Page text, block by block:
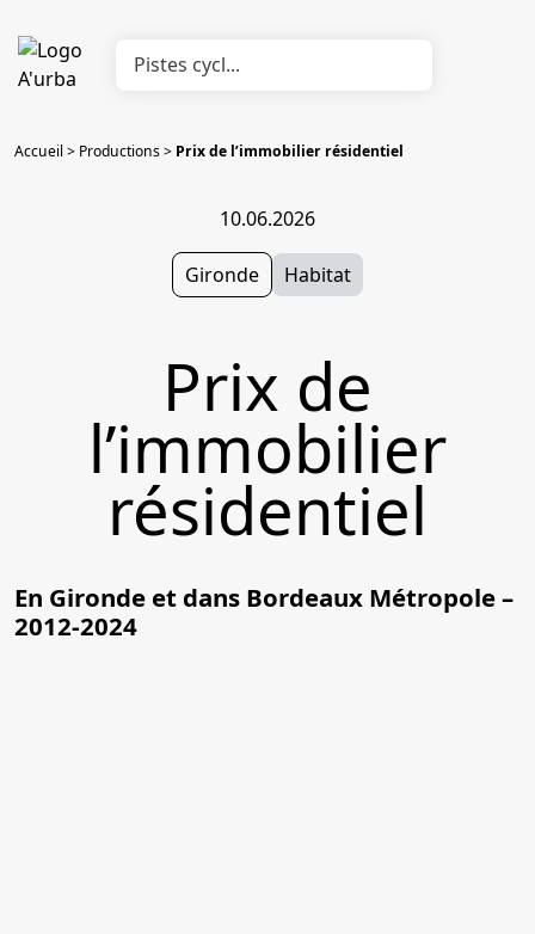
Accueil> Productions> Prix de l’immobilier résidentiel
10.06.2026
Gironde Habitat
Prix de
l’immobilier
résidentiel
En Gironde et dans Bordeaux Métropole –
2012-2024